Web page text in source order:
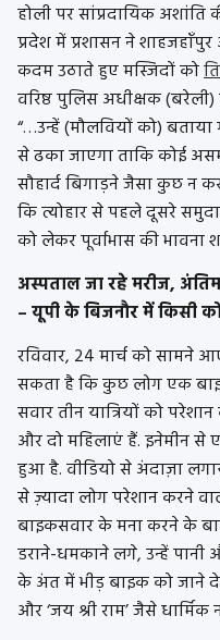
होली पर सांप्रदायिक
प्रदेश में प्रशासन ने
कदम उठाते हुए मस्जिदों को
वरिष्ठ पुलिस अधीक्षक
“…उन्हें (मौलवियों को)
से ढका जाएगा ताकि कोई
सौहार्द बिगाड़ने जैसा कुछ न
कि त्योहार से पहले दूसरे
को लेकर पूर्वाभास की भावना
अस्पताल जा रहे मरीज,
– यूपी के बिजनौर में किसी
रविवार, 24 मार्च को सामने
सकता है कि कुछ लोग एक
सवार तीन यात्रियों को
और दो महिलाएं हैं. इनेमीन से
हुआ है. वीडियो से अंदाज़ा
से ज़्यादा लोग परेशान करने
बाइकसवार के मना करने के
डराने-धमकाने लगे, उन्हें पानी
के अंत में भीड़ बाइक को जाने
और ‘जय श्री राम’ जैसे